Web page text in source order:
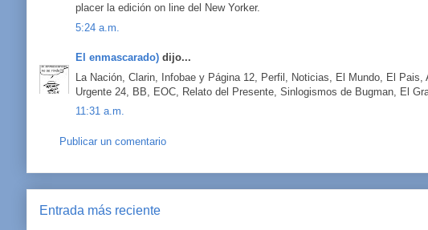
placer la edición on line del New Yorker.
5:24 a.m.
El enmascarado) dijo...
La Nación, Clarin, Infobae y Página 12, Perfil, Noticias, El Mundo, El
Urgente 24, BB, EOC, Relato del Presente, Sinlogismos de Bugman, El
11:31 a.m.
Publicar un comentario
Entrada más reciente